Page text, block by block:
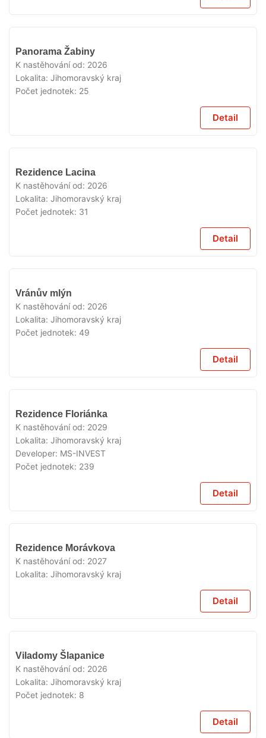
Panorama Žabiny
K nastěhování od: 2026
Lokalita: Jihomoravský kraj
Počet jednotek: 25
Detail
Rezidence Lacina
K nastěhování od: 2026
Lokalita: Jihomoravský kraj
Počet jednotek: 31
Detail
Vránův mlýn
K nastěhování od: 2026
Lokalita: Jihomoravský kraj
Počet jednotek: 49
Detail
Rezidence Floriánka
K nastěhování od: 2029
Lokalita: Jihomoravský kraj
Developer: MS-INVEST
Počet jednotek: 239
Detail
Rezidence Morávkova
K nastěhování od: 2027
Lokalita: Jihomoravský kraj
Detail
Viladomy Šlapanice
K nastěhování od: 2026
Lokalita: Jihomoravský kraj
Počet jednotek: 8
Detail